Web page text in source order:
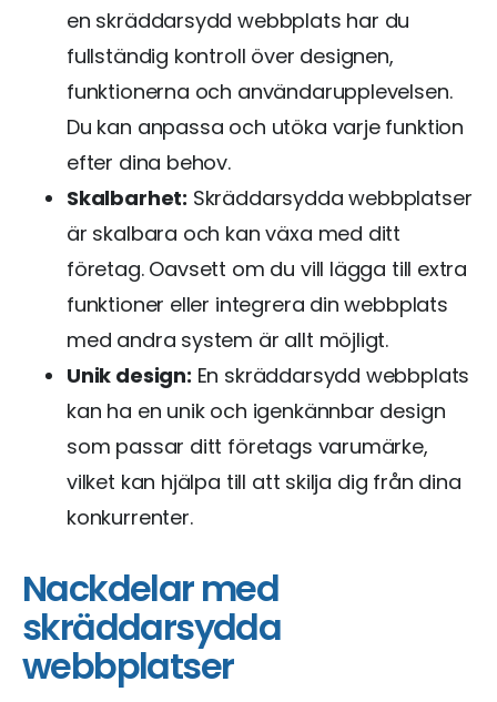
en skräddarsydd webbplats har du
fullständig kontroll över designen,
funktionerna och användarupplevelsen.
Du kan anpassa och utöka varje funktion
efter dina behov.
Skalbarhet: Skräddarsydda webbplatser
är skalbara och kan växa med ditt
företag. Oavsett om du vill lägga till extra
funktioner eller integrera din webbplats
med andra system är allt möjligt.
Unik design: En skräddarsydd webbplats
kan ha en unik och igenkännbar design
som passar ditt företags varumärke,
vilket kan hjälpa till att skilja dig från dina
konkurrenter.
Nackdelar med
skräddarsydda
webbplatser